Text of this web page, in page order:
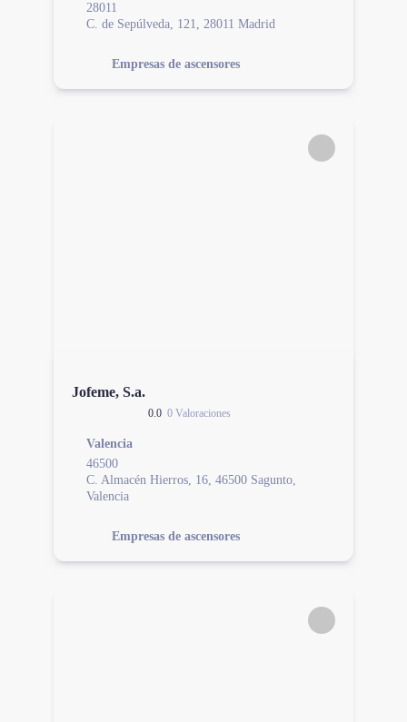
28011
C. de Sepúlveda, 121, 28011 Madrid
Empresas de ascensores
Jofeme, S.a.
0.0 0 Valoraciones
Valencia
46500
C. Almacén Hierros, 16, 46500 Sagunto,
Valencia
Empresas de ascensores